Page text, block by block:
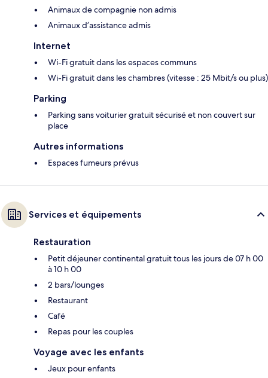
Animaux de compagnie non admis
Animaux d’assistance admis
Internet
Wi-Fi gratuit dans les espaces communs
Wi-Fi gratuit dans les chambres (vitesse : 25 Mbit/s ou plus)
Parking
Parking sans voiturier gratuit sécurisé et non couvert sur
place
Autres informations
Espaces fumeurs prévus
Services et équipements
Restauration
Petit déjeuner continental gratuit tous les jours de 07 h 00
à 10 h 00
2 bars/lounges
Restaurant
Café
Repas pour les couples
Voyage avec les enfants
Jeux pour enfants